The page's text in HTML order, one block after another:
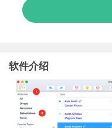
软件介绍